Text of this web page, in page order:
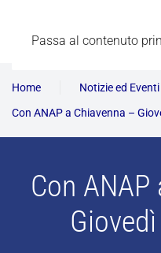
Passa al contenuto
Home
Notizie ed Eventi
Con ANAP a Chiavenna –
Con